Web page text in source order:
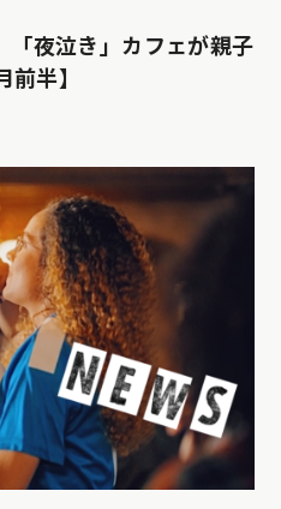
「夜泣き」カフェが親子
半】